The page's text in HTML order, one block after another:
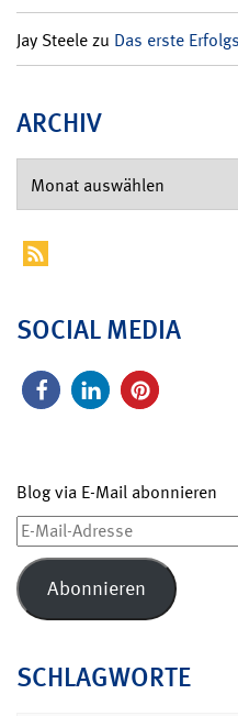
Jay Steelezu Das erste
ARCHIV
SOCIAL MEDIA
Blog via E-Mail abonnieren
E-
Mail-
Adresse
Abonnieren
SCHLAGWORTE